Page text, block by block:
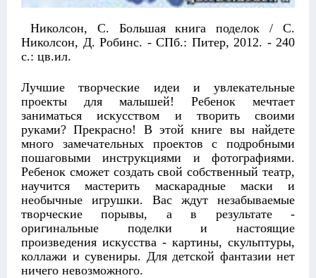
Николсон, С. Большая книга поделок / С.
Николсон, Д. Робинс. - СПб.: Питер, 2012. - 240
с.: цв.ил.
Лучшие творческие идеи и увлекательные
проекты для малышей! Ребенок мечтает
заниматься искусством и творить своими
руками? Прекрасно! В этой книге вы найдете
много замечательных проектов с подробными
пошаговыми инструкциями и фотографиями.
Ребенок сможет создать свой собственный театр,
научится мастерить маскарадные маски и
необычные игрушки. Вас ждут незабываемые
творческие порывы, а в результате -
оригинальные поделки и настоящие
произведения искусства - картины, скульптуры,
коллажи и сувениры. Для детской фантазии нет
ничего невозможного.